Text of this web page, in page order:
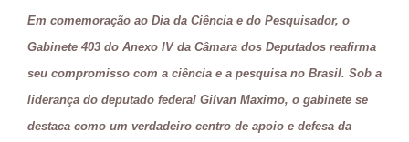
Em comemoração ao Dia da Ciência e do Pesquisador, o
Gabinete 403 do Anexo IV da Câmara dos Deputados reafirma
seu compromisso com a ciência e a pesquisa no Brasil. Sob a
liderança do deputado federal Gilvan Maximo, o gabinete se
destaca como um verdadeiro centro de apoio e defesa da